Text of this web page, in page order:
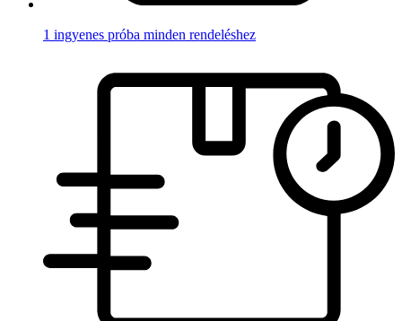
1 ingyenes próba minden rendeléshez